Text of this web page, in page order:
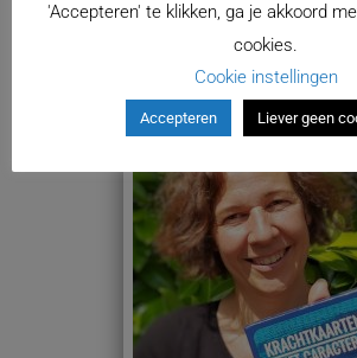
blij mee’.”
'Accepteren' te klikken, ga je akkoord
cookies.
Cookie instellingen
Accepteren Liever geen